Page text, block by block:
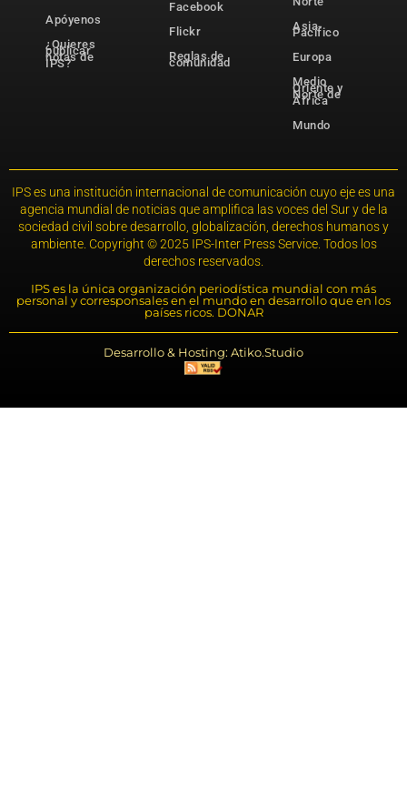
Apóyenos
¿Quieres
publicar
notas de
IPS?
Facebook
Flickr
Reglas de
comunidad
Asia-
Pacífico
Europa
Medio
Oriente y
Norte de
África
Mundo
IPS es una institución internacional de comunicación cuyo eje es una
agencia mundial de noticias que amplifica las voces del Sur y de la
sociedad civil sobre desarrollo, globalización, derechos humanos y
ambiente. Copyright © 2025 IPS-Inter Press Service. Todos los
derechos reservados.
IPS es la única organización periodística mundial con más
personal y corresponsales en el mundo en desarrollo que en los
países ricos. DONAR
Desarrollo & Hosting: Atiko.Studio